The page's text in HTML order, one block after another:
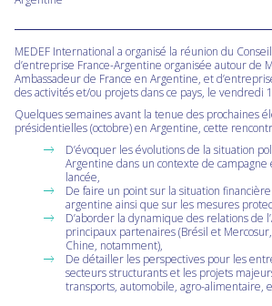
MEDEF International a organisé la réunion du
d’entreprise France-Argentine organisée autour de
Ambassadeur de France en Argentine, et
des activités et/ou projets dans ce pays, le vendredi
Quelques semaines avant la tenue des prochaines
présidentielles (octobre) en Argentine, cette
D’évoquer les évolutions de la situation
Argentine dans un contexte de campagne
lancée,
De faire un point sur la situation
argentine ainsi que sur les mesures
D’aborder la dynamique des relations de
principaux partenaires (Brésil et
Chine, notamment),
De détailler les perspectives pour les
secteurs structurants et les projets
transports, automobile, agro-alimentaire,